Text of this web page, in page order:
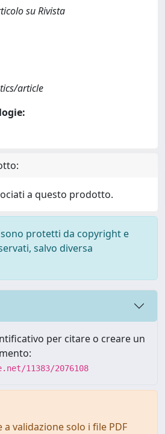
su Rivista
article
a questo prodotto.
protetti da copyright e
salvo diversa
per citare o creare un
11383/2076108
validazione solo i file PDF